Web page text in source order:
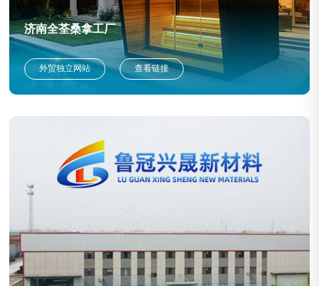
济南全荃桑拿工厂
外贸独立网站 查看链接